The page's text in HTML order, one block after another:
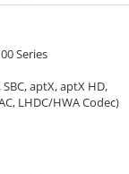
Series
aptX, aptX HD,
LHDC/HWA Codec)